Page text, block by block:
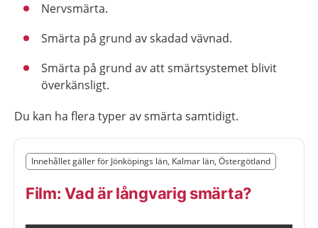
Nervsmärta.
Smärta på grund av skadad vävnad.
Smärta på grund av att smärtsystemet blivit
överkänsligt.
Du kan ha flera typer av smärta samtidigt.
Nedan innehåll gäller region Jönköpings län
Innehållet gäller för Jönköpings län, Kalmar län, Östergötland
Film: Vad är långvarig smärta?
Slut på det regionala tillägget från region Jönköpings